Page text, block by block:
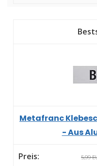
Metafranc
- Aus
5,99